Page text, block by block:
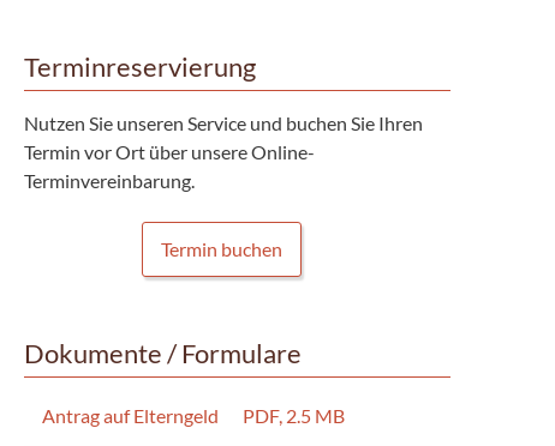
Terminreservierung
Nutzen Sie unseren Service und buchen Sie Ihren
Termin vor Ort über unsere Online-
Terminvereinbarung.
Termin buchen
Dokumente / Formulare
Antrag auf Elterngeld PDF, 2.5 MB